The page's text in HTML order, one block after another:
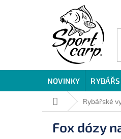
NOVINKY
Domů Rybářské
Fox dózy